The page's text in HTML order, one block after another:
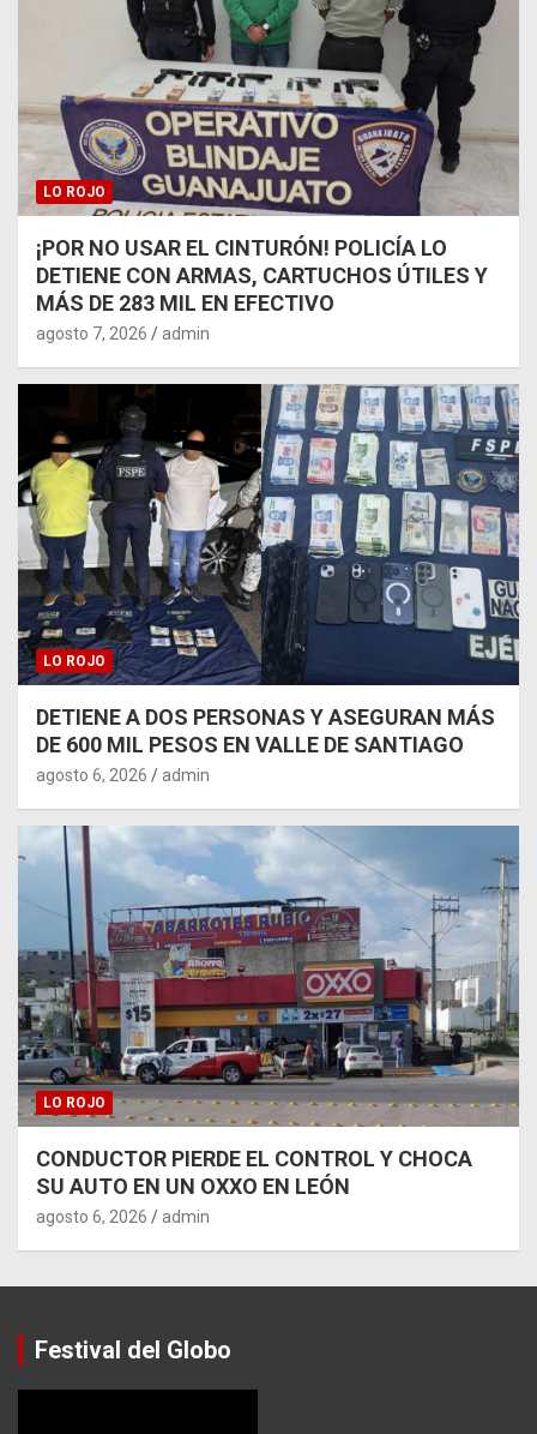
LO ROJO
¡POR NO USAR EL CINTURÓN! POLICÍA LO
DETIENE CON ARMAS, CARTUCHOS ÚTILES Y
MÁS DE 283 MIL EN EFECTIVO
agosto 7, 2026 admin
LO ROJO
DETIENE A DOS PERSONAS Y ASEGURAN MÁS
DE 600 MIL PESOS EN VALLE DE SANTIAGO
agosto 6, 2026 admin
LO ROJO
CONDUCTOR PIERDE EL CONTROL Y CHOCA
SU AUTO EN UN OXXO EN LEÓN
agosto 6, 2026 admin
Festival del Globo